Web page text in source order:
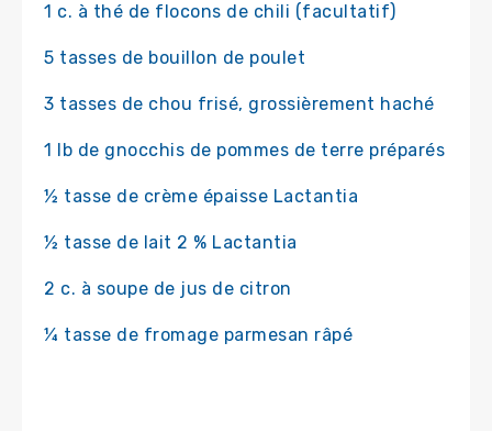
1 c. à thé de flocons de chili (facultatif)
5 tasses de bouillon de poulet
3 tasses de chou frisé, grossièrement haché
1 lb de gnocchis de pommes de terre préparés
½ tasse de crème épaisse Lactantia
½ tasse de lait 2 % Lactantia
2 c. à soupe de jus de citron
¼ tasse de fromage parmesan râpé